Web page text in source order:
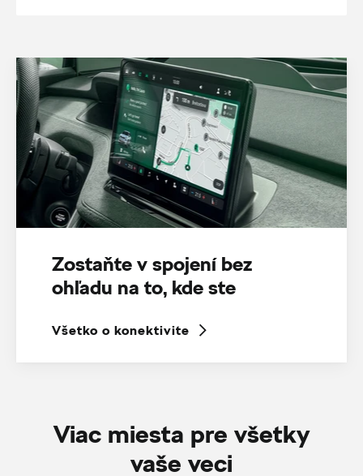
Zostaňte v spojení bez
ohľadu na to, kde ste
Všetko o konektivite
Viac miesta pre všetky
vaše veci